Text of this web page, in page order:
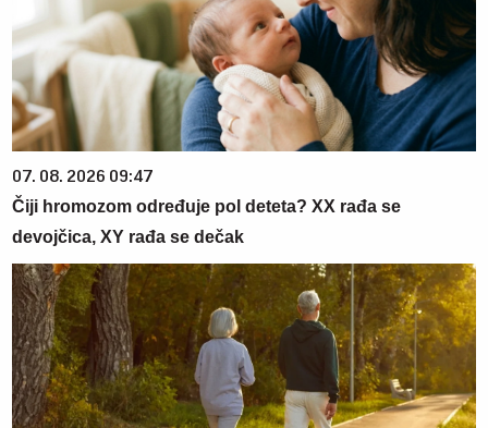
07. 08. 2026 09:47
Čiji hromozom određuje pol deteta? XX rađa se
devojčica, XY rađa se dečak